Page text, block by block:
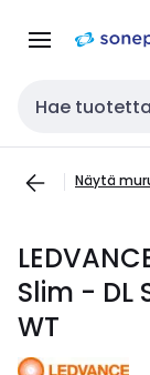
navigointiin
Haku
Näytä
Slim - DL
WT